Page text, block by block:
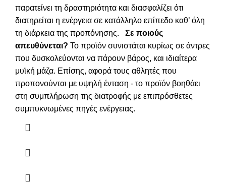
παρατείνει τη δραστηριότητα και διασφαλίζει ότι
διατηρείται η ενέργεια σε κατάλληλο επίπεδο καθ’ όλη
τη διάρκεια της προπόνησης. Σε ποιούς
απευθύνεται? Το προϊόν συνιστάται κυρίως σε άντρες
που δυσκολεύονται να πάρουν βάρος, και ιδιαίτερα
μυϊκή μάζα. Επίσης, αφορά τους αθλητές που
προπονούνται με υψηλή ένταση - το προϊόν βοηθάει
στη συμπλήρωση της διατροφής με επιπρόσθετες
συμπυκνωμένες πηγές ενέργειας.